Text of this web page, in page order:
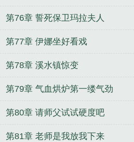
第76章 誓死保卫玛拉夫人
第77章 伊娜坐好看戏
第78章 溪水镇惊变
第79章 气血烘炉第一缕气劲
第80章 请师父试试硬度吧
第81章 老师是我放我下来